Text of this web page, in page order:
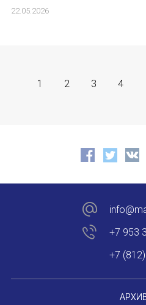
22.05.2026
1 2 3 4
+7 953
+7